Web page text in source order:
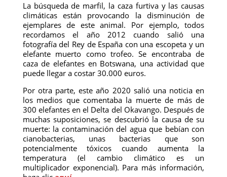
La búsqueda de marfil, la caza furtiva y las causas
climáticas están provocando la disminución de
ejemplares de este animal. Por ejemplo, todos
recordamos el año 2012 cuando salió una
fotografía del Rey de España con una escopeta y un
elefante muerto como trofeo. Se encontraba de
caza de elefantes en Botswana, una actividad que
puede llegar a costar 30.000 euros.
Por otra parte, este año 2020 salió una noticia en
los medios que comentaba la muerte de más de
300 elefantes en el Delta del Okavango. Después de
muchas suposiciones, se descubrió la causa de su
muerte: la contaminación del agua que bebían con
cianobacterias, unas bacterias que son
potencialmente tóxicos cuando aumenta la
temperatura (el cambio climático es un
multiplicador exponencial). Para más información,